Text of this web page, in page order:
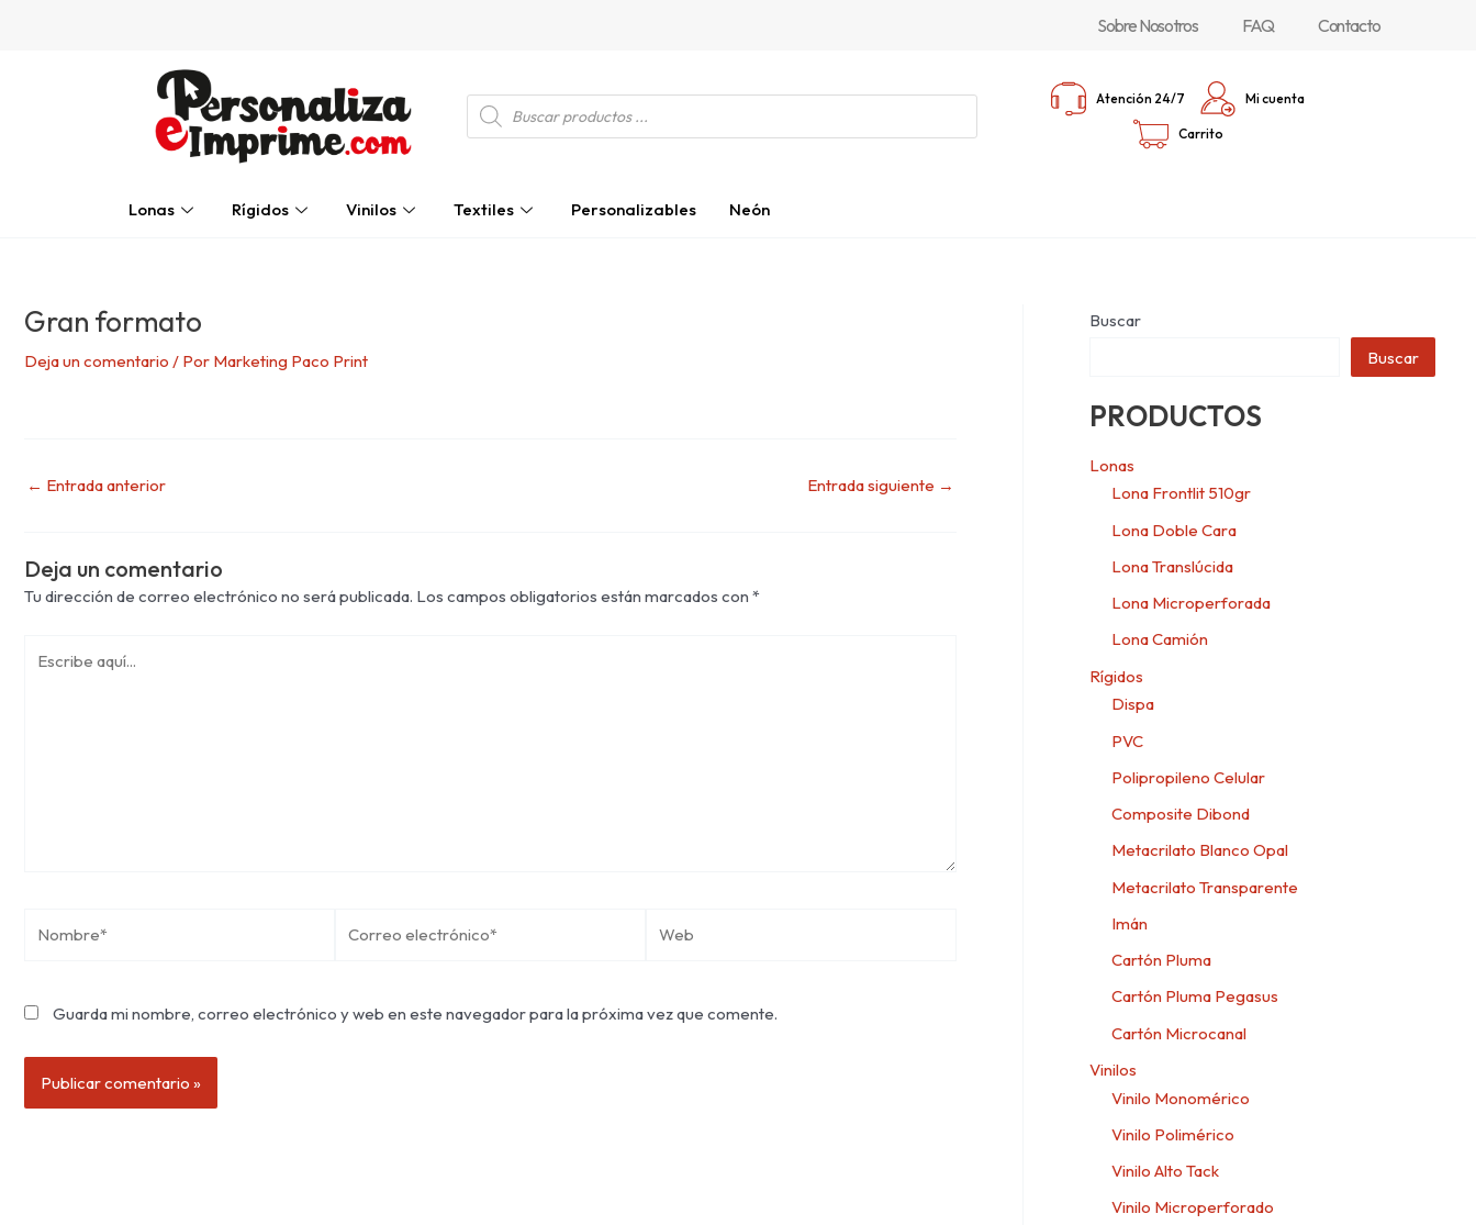
Sobre Nosotros FAQ Contacto
Búsqueda
de
productos
Atención 24/7 Mi cuenta
Carrito
Lonas Rígidos Vinilos Textiles Personalizables Neón
Gran formato
Deja un comentario / Por Marketing Paco Print
← Entrada anterior Entrada siguiente →
Deja un comentario
Tu dirección de correo electrónico no será publicada. Los campos obligatorios están marcados con *
aquí...
electrónico*
Guarda mi nombre, correo electrónico y web en este navegador para la próxima vez que comente.
Buscar
Buscar
PRODUCTOS
Lonas
Lona Frontlit 510gr
Lona Doble Cara
Lona Translúcida
Lona Microperforada
Lona Camión
Rígidos
Dispa
PVC
Polipropileno Celular
Composite Dibond
Metacrilato Blanco Opal
Metacrilato Transparente
Imán
Cartón Pluma
Cartón Pluma Pegasus
Cartón Microcanal
Vinilos
Vinilo Monomérico
Vinilo Polimérico
Vinilo Alto Tack
Vinilo Microperforado